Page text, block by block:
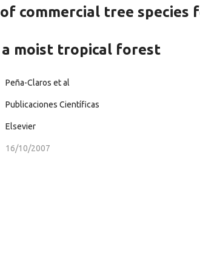
commercial tree
moist tropical forest
Peña-Claros et al
Publicaciones Científicas
Elsevier
16/10/2007